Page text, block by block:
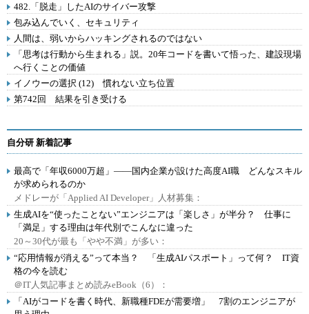
482.「脱走」したAIのサイバー攻撃
包み込んでいく、セキュリティ
人間は、弱いからハッキングされるのではない
「思考は行動から生まれる」説。20年コードを書いて悟った、建設現場
へ行くことの価値
イノウーの選択 (12) 慣れない立ち位置
第742回 結果を引き受ける
自分研 新着記事
最高で「年収6000万超」――国内企業が設けた高度AI職 どんなスキル
が求められるのか
メドレーが「Applied AI Developer」人材募集：
生成AIを“使ったことない”エンジニアは「楽しさ」が半分？ 仕事に
「満足」する理由は年代別でこんなに違った
20～30代が最も「やや不満」が多い：
“応用情報が消える”って本当？ 「生成AIパスポート」って何？ IT資
格の今を読む
＠IT人気記事まとめ読みeBook（6）：
「AIがコードを書く時代、新職種FDEが需要増」 7割のエンジニアが